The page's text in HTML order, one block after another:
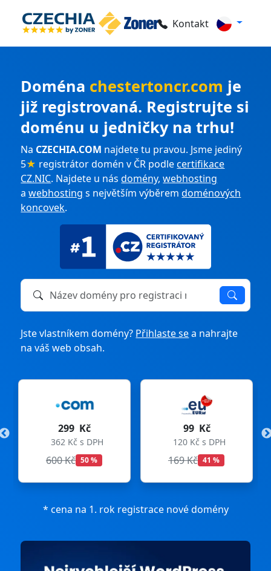
Kontakt
Doména chestertoncr.com je
již registrovaná. Registrujte si
doménu u jedničky na trhu!
Na CZECHIA.COM najdete tu pravou. Jsme jediný
5★ registrátor domén v ČR podlecertifikace
CZ.NIC. Najdete u násdomény,webhosting
awebhosting s největším výběremdoménových
koncovek.
Název domény k registraci nebo převodu
Jste vlastníkem domény? Přihlaste sea nahrajte
na váš web obsah.
299 Kč
362 Kč s DPH
600 Kč 50 %
99 Kč
120 Kč s DPH
169 Kč 41 %
* cena na 1. rok registrace nové domény